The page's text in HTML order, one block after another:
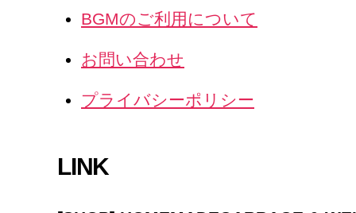
BGMのご利用について
お問い合わせ
プライバシーポリシー
LINK